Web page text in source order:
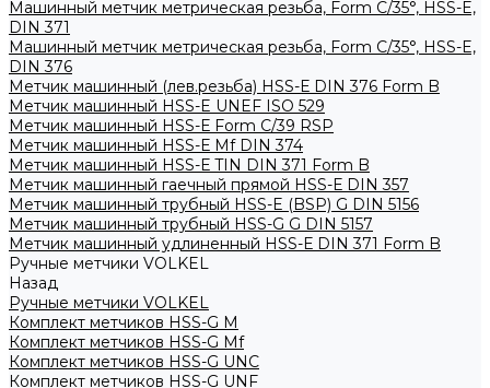
Машинный метчик метрическая резьба, Form С/35°, HSS-E,
DIN 371
Машинный метчик метрическая резьба, Form С/35°, HSS-E,
DIN 376
Метчик машинный (лев.резьба) HSS-Е DIN 376 Form B
Метчик машинный HSS-E UNEF ISO 529
Метчик машинный HSS-Е Form C/39 RSP
Метчик машинный HSS-Е Mf DIN 374
Метчик машинный HSS-Е TIN DIN 371 Form B
Метчик машинный гаечный прямой HSS-Е DIN 357
Метчик машинный трубный HSS-E (BSP) G DIN 5156
Метчик машинный трубный HSS-G G DIN 5157
Метчик машинный удлиненный HSS-Е DIN 371 Form B
Ручные метчики VOLKEL
Назад
Ручные метчики VOLKEL
Комплект метчиков HSS-G M
Комплект метчиков HSS-G Mf
Комплект метчиков HSS-G UNC
Комплект метчиков HSS-G UNF